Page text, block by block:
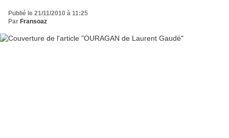
Publié le 21/11/2010 à 11:25
Par Fransoaz